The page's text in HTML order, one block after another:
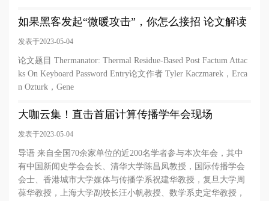
如果黑客发起“微暖攻击”，你怎么接招 论文解读
发表于2023-05-04
论文题目 Thermanator: Thermal Residue-Based Post Factum Attac
ks On Keyboard Password Entry论文作者 Tyler Kaczmarek，Erca
n Ozturk，Gene
大咖云集！直击首届计算传播学年会现场
发表于2023-05-04
导语 来自全国70余家单位的近200名学者参与本次年会，其中
有中国新闻史学会会长、清华大学陈昌凤教授，国际传播学会
会士、香港城市大学媒体与传播学系祝建华教授，复旦大学周
葆华教授，上海大学副校长汪小帆教授、数学系史定华教授，